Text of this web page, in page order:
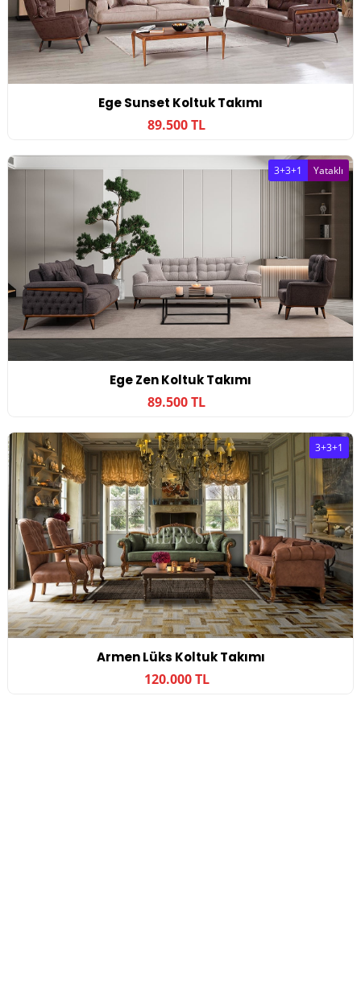
Ege Sunset Koltuk Takımı
89.500 TL
Ege Zen Koltuk Takımı
89.500 TL
3+3+1 Yataklı
Armen Lüks Koltuk Takımı
120.000 TL
3+3+1